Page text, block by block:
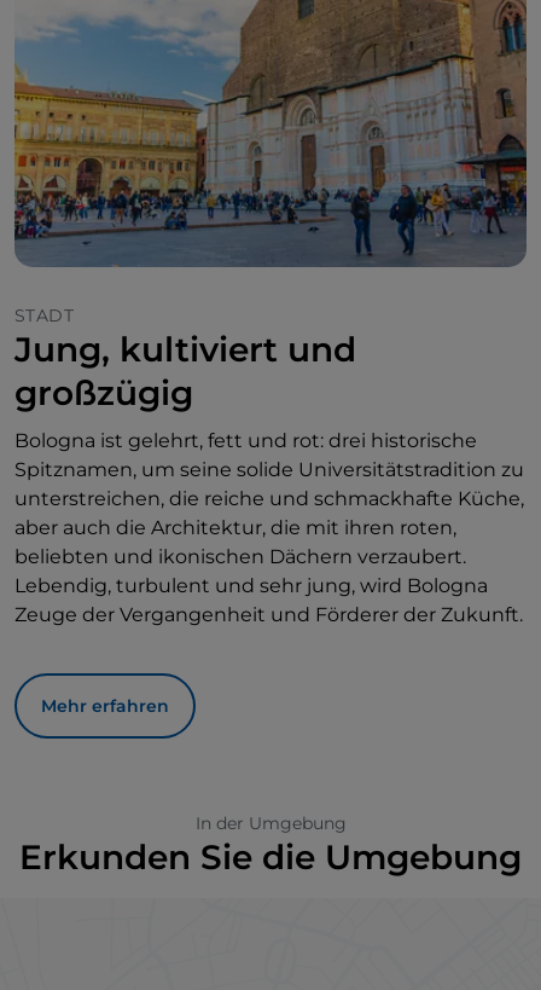
STADT
Jung, kultiviert und
großzügig
Bologna ist gelehrt, fett und rot: drei historische
Spitznamen, um seine solide Universitätstradition zu
unterstreichen, die reiche und schmackhafte Küche,
aber auch die Architektur, die mit ihren roten,
beliebten und ikonischen Dächern verzaubert.
Lebendig, turbulent und sehr jung, wird Bologna
Zeuge der Vergangenheit und Förderer der Zukunft.
Mehr erfahren
In der Umgebung
Erkunden Sie die Umgebung